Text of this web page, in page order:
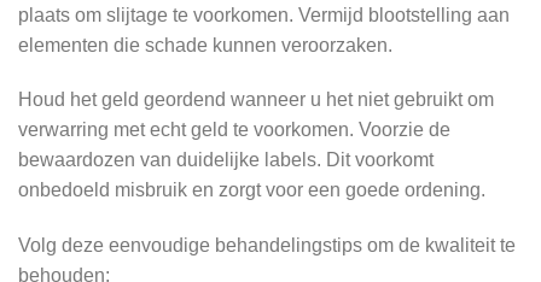
plaats om slijtage te voorkomen. Vermijd blootstelling aan
elementen die schade kunnen veroorzaken.
Houd het geld geordend wanneer u het niet gebruikt om
verwarring met echt geld te voorkomen. Voorzie de
bewaardozen van duidelijke labels. Dit voorkomt
onbedoeld misbruik en zorgt voor een goede ordening.
Volg deze eenvoudige behandelingstips om de kwaliteit te
behouden: